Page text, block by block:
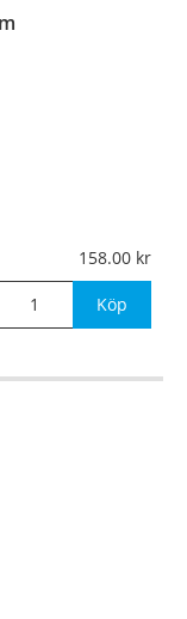
1mm (plan)
158.00
Köp